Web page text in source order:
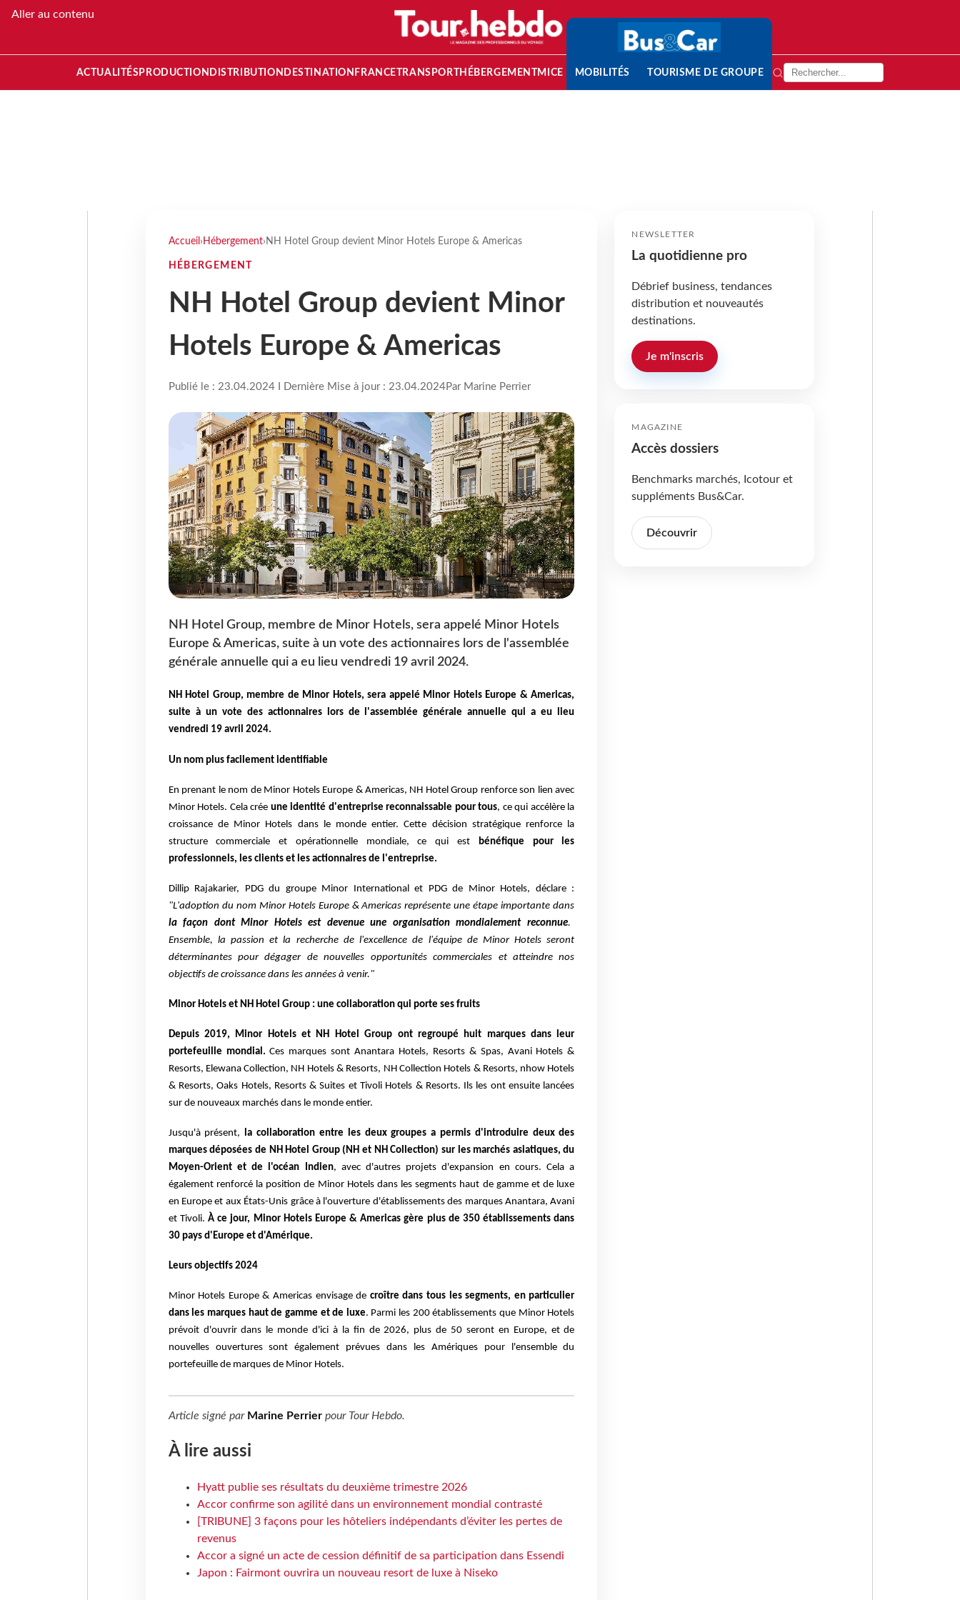
Aller au contenu
ACTUALITÉS PRODUCTION DISTRIBUTION DESTINATION FRANCETRANSPORT HÉBERGEMENTMICE MOBILITÉS TOURISME DE GROUPE
Accueil › Hébergement› NH Hotel Group devient Minor Hotels Europe & Americas
HÉBERGEMENT
NH Hotel Group devient Minor
Hotels Europe & Americas
Publié le : 23.04.2024 I Dernière Mise à jour : 23.04.2024Par Marine Perrier
NH Hotel Group, membre de Minor Hotels, sera appelé Minor Hotels
Europe & Americas, suite à un vote des actionnaires lors de l'assemblée
générale annuelle qui a eu lieu vendredi 19 avril 2024.
NH Hotel Group, membre de Minor Hotels, sera appelé Minor Hotels Europe & Americas,
suite à un vote des actionnaires lors de l'assemblée générale annuelle qui a eu lieu
vendredi 19 avril 2024.
Un nom plus facilement identifiable
En prenant le nom de Minor Hotels Europe & Americas, NH Hotel Group renforce son lien avec
Minor Hotels. Cela crée une identité d'entreprise reconnaissable pour tous, ce qui accélère la
croissance de Minor Hotels dans le monde entier. Cette décision stratégique renforce la
structure commerciale et opérationnelle mondiale, ce qui est bénéfique pour les
professionnels, les clients et les actionnaires de l'entreprise.
Dillip Rajakarier, PDG du groupe Minor International et PDG de Minor Hotels, déclare :
"L'adoption du nom Minor Hotels Europe & Americas représente une étape importante dans
la façon dont Minor Hotels est devenue une organisation mondialement reconnue.
Ensemble, la passion et la recherche de l'excellence de l'équipe de Minor Hotels seront
déterminantes pour dégager de nouvelles opportunités commerciales et atteindre nos
objectifs de croissance dans les années à venir."
Minor Hotels et NH Hotel Group : une collaboration qui porte ses fruits
Depuis 2019, Minor Hotels et NH Hotel Group ont regroupé huit marques dans leur
portefeuille mondial.Ces marques sont Anantara Hotels, Resorts & Spas, Avani Hotels &
Resorts, Elewana Collection, NH Hotels & Resorts, NH Collection Hotels & Resorts, nhow Hotels
& Resorts, Oaks Hotels, Resorts & Suites et Tivoli Hotels & Resorts. Ils les ont ensuite lancées
sur de nouveaux marchés dans le monde entier.
Jusqu'à présent, la collaboration entre les deux groupes a permis d'introduire deux des
marques déposées de NH Hotel Group (NH et NH Collection) sur les marchés asiatiques, du
Moyen-Orient et de l'océan Indien, avec d'autres projets d'expansion en cours. Cela a
également renforcé la position de Minor Hotels dans les segments haut de gamme et de luxe
en Europe et aux États-Unis grâce à l'ouverture d'établissements des marques Anantara, Avani
et Tivoli. À ce jour, Minor Hotels Europe & Americas gère plus de 350 établissements dans
30 pays d'Europe et d'Amérique.
Leurs objectifs 2024
Minor Hotels Europe & Americas envisage de croître dans tous les segments, en particulier
dans les marques haut de gamme et de luxe. Parmi les 200 établissements que Minor Hotels
prévoit d'ouvrir dans le monde d'ici à la fin de 2026, plus de 50 seront en Europe, et de
nouvelles ouvertures sont également prévues dans les Amériques pour l'ensemble du
portefeuille de marques de Minor Hotels.
Article signé par Marine Perrierpour Tour Hebdo.
À lire aussi
Hyatt publie ses résultats du deuxième trimestre 2026
Accor confirme son agilité dans un environnement mondial contrasté
[TRIBUNE] 3 façons pour les hôteliers indépendants d’éviter les pertes de
revenus
Accor a signé un acte de cession définitif de sa participation dans Essendi
Japon : Fairmont ouvrira un nouveau resort de luxe à Niseko
NEWSLETTER
La quotidienne pro
Débrief business, tendances
distribution et nouveautés
destinations.
Je m'inscris
MAGAZINE
Accès dossiers
Benchmarks marchés, Icotour et
suppléments Bus&Car.
Découvrir